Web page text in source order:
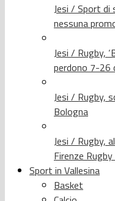
Jesi / Sport di
nessuna
Jesi / Rugby,
perdono 7-26
Jesi / Rugby,
Bologna
Jesi / Rugby,
Firenze
Sport in Vallesina
Basket